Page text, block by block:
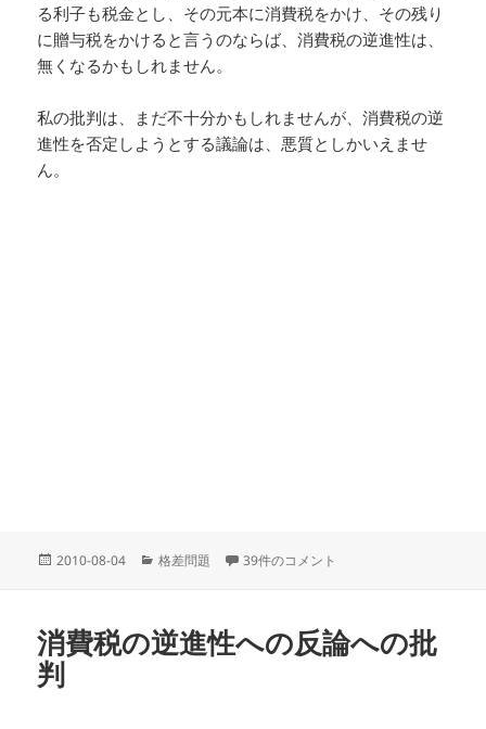
る利子も税金とし、その元本に消費税をかけ、その残り
に贈与税をかけると言うのならば、消費税の逆進性は、
無くなるかもしれません。
私の批判は、まだ不十分かもしれませんが、消費税の逆
進性を否定しようとする議論は、悪質としかいえませ
ん。
投
2010-08-04
カ
ー
格差問題 消費税の逆進性への反論への批判 への
39件のコメント
消費税の逆進性への反論への批
判